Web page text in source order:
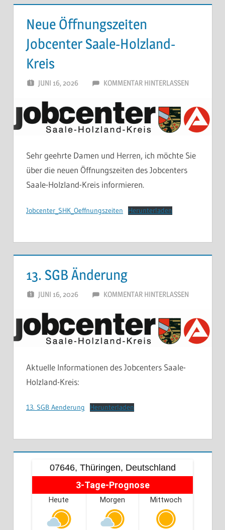
Neue Öffnungszeiten
Jobcenter Saale-Holzland-
Kreis
JUNI 16, 2026 SCHWARZ
KOMMENTAR HINTERLASSEN
Sehr geehrte Damen und Herren, ich möchte Sie
über die neuen Öffnungszeiten des Jobcenters
Saale-Holzland-Kreis informieren.
Jobcenter_SHK_Oeffnungszeiten Herunterladen
13. SGB Änderung
JUNI 16, 2026 SCHWARZ
KOMMENTAR HINTERLASSEN
Aktuelle Informationen des Jobcenters Saale-
Holzland-Kreis:
13. SGB Aenderung Herunterladen
07646, Thüringen, Deutschland
3-Tage-Prognose
Heute Morgen Mittwoch